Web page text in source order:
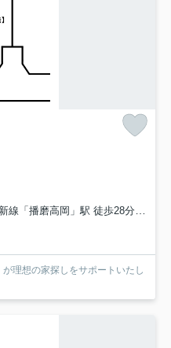
線「播磨高岡」駅 徒歩28分
理想の家探しをサポートいたし